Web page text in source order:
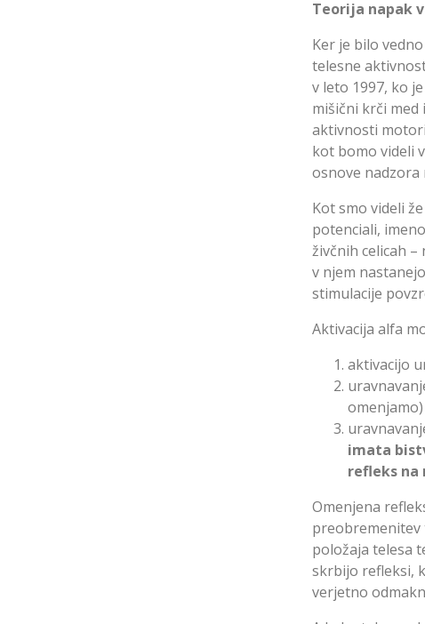
Teorija napak
Ker je bilo
telesne
v leto 1997, ko
mišični krči
aktivnosti
kot bomo videli
osnove nadzora
Kot smo videli
potenciali,
živčnih celicah
v njem
stimulacije
Aktivacija alfa
aktivacijo
imata
refleks na
Omenjena
preobremenitev
položaja telesa
skrbijo refleksi,
verjetno